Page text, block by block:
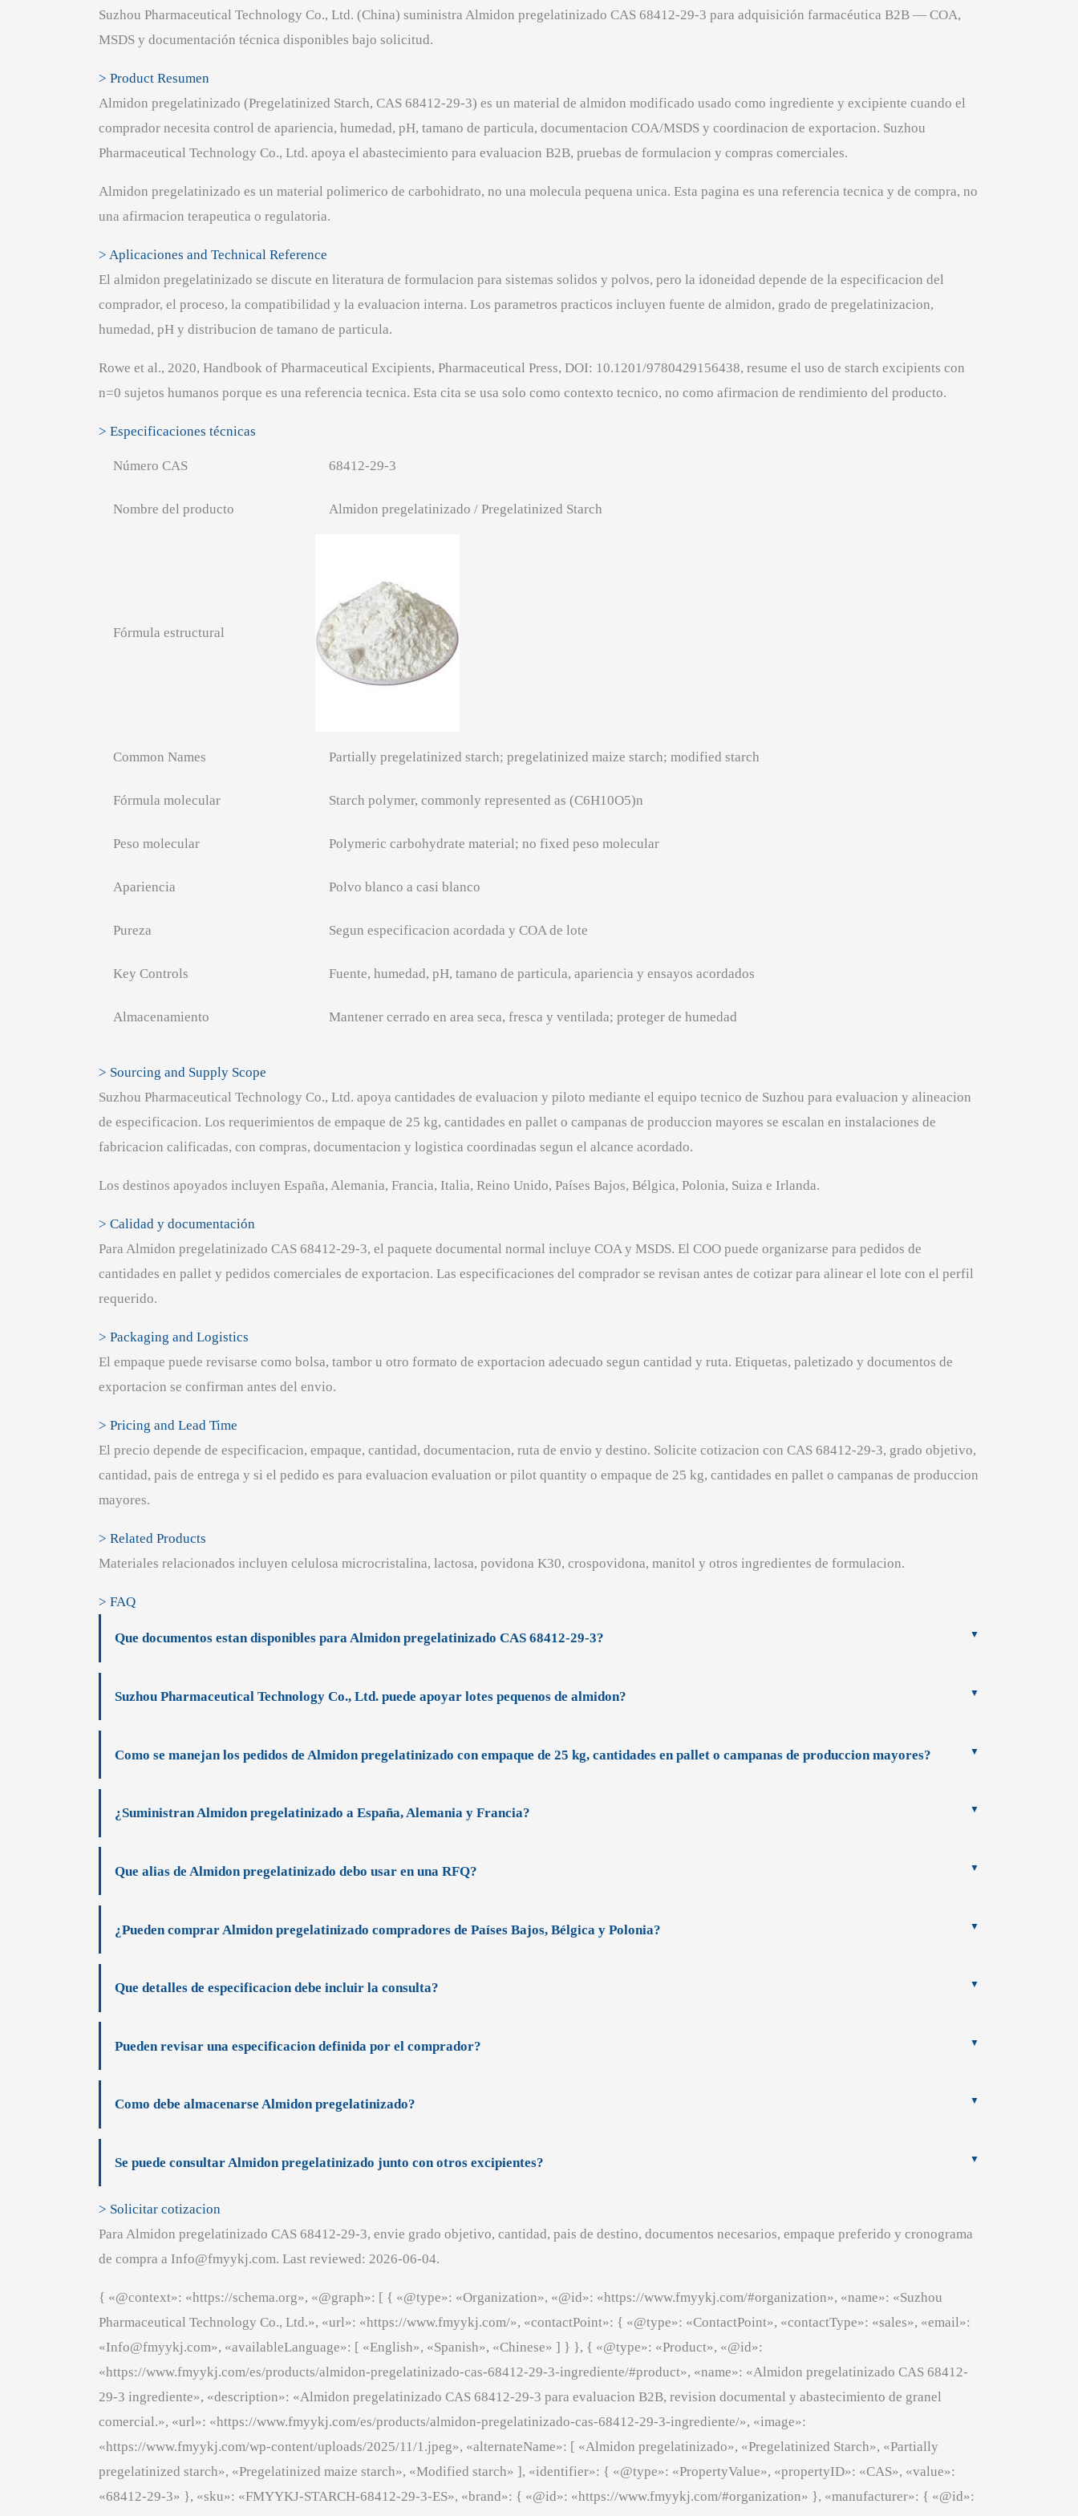
Suzhou Pharmaceutical Technology Co., Ltd. (China) suministra Almidon pregelatinizado CAS 68412-29-3 para adquisición farmacéutica B2B — COA,
MSDS y documentación técnica disponibles bajo solicitud.
> Product Resumen
Almidon pregelatinizado (Pregelatinized Starch, CAS 68412-29-3) es un material de almidon modificado usado como ingrediente y excipiente cuando el
comprador necesita control de apariencia, humedad, pH, tamano de particula, documentacion COA/MSDS y coordinacion de exportacion. Suzhou
Pharmaceutical Technology Co., Ltd. apoya el abastecimiento para evaluacion B2B, pruebas de formulacion y compras comerciales.
Almidon pregelatinizado es un material polimerico de carbohidrato, no una molecula pequena unica. Esta pagina es una referencia tecnica y de compra, no
una afirmacion terapeutica o regulatoria.
> Aplicaciones and Technical Reference
El almidon pregelatinizado se discute en literatura de formulacion para sistemas solidos y polvos, pero la idoneidad depende de la especificacion del
comprador, el proceso, la compatibilidad y la evaluacion interna. Los parametros practicos incluyen fuente de almidon, grado de pregelatinizacion,
humedad, pH y distribucion de tamano de particula.
Rowe et al., 2020, Handbook of Pharmaceutical Excipients, Pharmaceutical Press, DOI: 10.1201/9780429156438, resume el uso de starch excipients con
n=0 sujetos humanos porque es una referencia tecnica. Esta cita se usa solo como contexto tecnico, no como afirmacion de rendimiento del producto.
> Especificaciones técnicas
Número CAS 68412-29-3
Nombre del producto Almidon pregelatinizado / Pregelatinized Starch
Fórmula estructural
Common Names Partially pregelatinized starch; pregelatinized maize starch; modified starch
Fórmula molecular Starch polymer, commonly represented as (C6H10O5)n
Peso molecular Polymeric carbohydrate material; no fixed peso molecular
Apariencia Polvo blanco a casi blanco
Pureza Segun especificacion acordada y COA de lote
Key Controls Fuente, humedad, pH, tamano de particula, apariencia y ensayos acordados
Almacenamiento Mantener cerrado en area seca, fresca y ventilada; proteger de humedad
> Sourcing and Supply Scope
Suzhou Pharmaceutical Technology Co., Ltd. apoya cantidades de evaluacion y piloto mediante el equipo tecnico de Suzhou para evaluacion y alineacion
de especificacion. Los requerimientos de empaque de 25 kg, cantidades en pallet o campanas de produccion mayores se escalan en instalaciones de
fabricacion calificadas, con compras, documentacion y logistica coordinadas segun el alcance acordado.
Los destinos apoyados incluyen España, Alemania, Francia, Italia, Reino Unido, Países Bajos, Bélgica, Polonia, Suiza e Irlanda.
> Calidad y documentación
Para Almidon pregelatinizado CAS 68412-29-3, el paquete documental normal incluye COA y MSDS. El COO puede organizarse para pedidos de
cantidades en pallet y pedidos comerciales de exportacion. Las especificaciones del comprador se revisan antes de cotizar para alinear el lote con el perfil
requerido.
> Packaging and Logistics
El empaque puede revisarse como bolsa, tambor u otro formato de exportacion adecuado segun cantidad y ruta. Etiquetas, paletizado y documentos de
exportacion se confirman antes del envio.
> Pricing and Lead Time
El precio depende de especificacion, empaque, cantidad, documentacion, ruta de envio y destino. Solicite cotizacion con CAS 68412-29-3, grado objetivo,
cantidad, pais de entrega y si el pedido es para evaluacion evaluation or pilot quantity o empaque de 25 kg, cantidades en pallet o campanas de produccion
mayores.
> Related Products
Materiales relacionados incluyen celulosa microcristalina, lactosa, povidona K30, crospovidona, manitol y otros ingredientes de formulacion.
> FAQ
Que documentos estan disponibles para Almidon pregelatinizado CAS 68412-29-3?
Suzhou Pharmaceutical Technology Co., Ltd. puede apoyar lotes pequenos de almidon?
Como se manejan los pedidos de Almidon pregelatinizado con empaque de 25 kg, cantidades en pallet o campanas de produccion mayores?
¿Suministran Almidon pregelatinizado a España, Alemania y Francia?
Que alias de Almidon pregelatinizado debo usar en una RFQ?
¿Pueden comprar Almidon pregelatinizado compradores de Países Bajos, Bélgica y Polonia?
Que detalles de especificacion debe incluir la consulta?
Pueden revisar una especificacion definida por el comprador?
Como debe almacenarse Almidon pregelatinizado?
Se puede consultar Almidon pregelatinizado junto con otros excipientes?
> Solicitar cotizacion
Para Almidon pregelatinizado CAS 68412-29-3, envie grado objetivo, cantidad, pais de destino, documentos necesarios, empaque preferido y cronograma
de compra a Info@fmyykj.com. Last reviewed: 2026-06-04.
{ «@context»: «https://schema.org», «@graph»: [ { «@type»: «Organization», «@id»: «https://www.fmyykj.com/#organization», «name»: «Suzhou
Pharmaceutical Technology Co., Ltd.», «url»: «https://www.fmyykj.com/», «contactPoint»: { «@type»: «ContactPoint», «contactType»: «sales», «email»:
«Info@fmyykj.com», «availableLanguage»: [ «English», «Spanish», «Chinese» ] } }, { «@type»: «Product», «@id»:
«https://www.fmyykj.com/es/products/almidon-pregelatinizado-cas-68412-29-3-ingrediente/#product», «name»: «Almidon pregelatinizado CAS 68412-
29-3 ingrediente», «description»: «Almidon pregelatinizado CAS 68412-29-3 para evaluacion B2B, revision documental y abastecimiento de granel
comercial.», «url»: «https://www.fmyykj.com/es/products/almidon-pregelatinizado-cas-68412-29-3-ingrediente/», «image»:
«https://www.fmyykj.com/wp-content/uploads/2025/11/1.jpeg», «alternateName»: [ «Almidon pregelatinizado», «Pregelatinized Starch», «Partially
pregelatinized starch», «Pregelatinized maize starch», «Modified starch» ], «identifier»: { «@type»: «PropertyValue», «propertyID»: «CAS», «value»:
«68412-29-3» }, «sku»: «FMYYKJ-STARCH-68412-29-3-ES», «brand»: { «@id»: «https://www.fmyykj.com/#organization» }, «manufacturer»: { «@id»: